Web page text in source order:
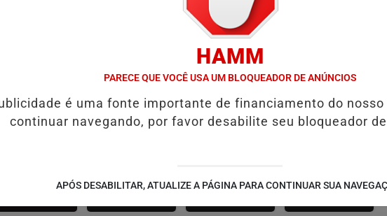
COLUNAS / EMPREGOS
MINEIRO D' GUST RECEBE MOACIR CALDAS E CAIQUE PIMENTA COM O
SALVADOR AQUI! SÃO JOÃO 2.6
NOTÍCIAS
FUTEBOL
HAMM
PARECE QUE VOCÊ USA UM BLOQUEADOR DE ANÚNCIOS
é uma fonte importante de financiamento do nosso
continuar navegando, por favor desabilite seu bloqueador
APÓS DESABILITAR, ATUALIZE A PÁGINA PARA CONTINUAR SUA